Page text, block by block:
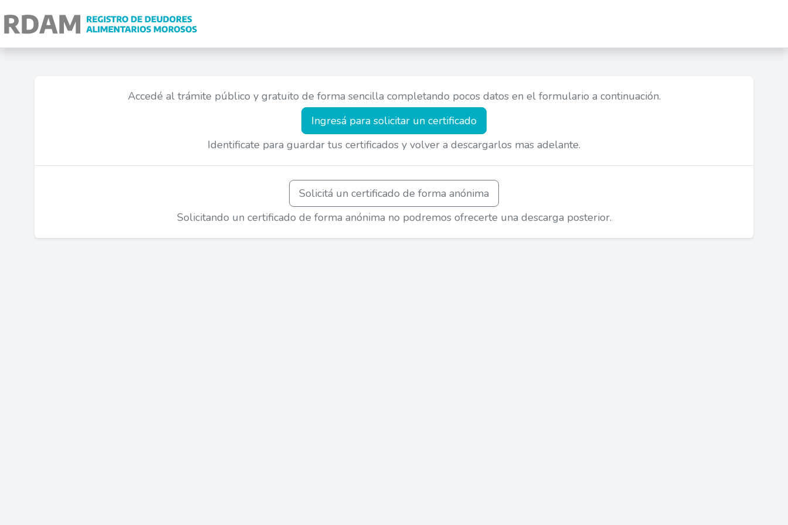
Accedé al trámite público y gratuito de forma sencilla completando pocos datos en el formulario a continuación.
Ingresá para solicitar un certificado
Identificate para guardar tus certificados y volver a descargarlos mas adelante.
Solicitá un certificado de forma anónima
Solicitando un certificado de forma anónima no podremos ofrecerte una descarga posterior.